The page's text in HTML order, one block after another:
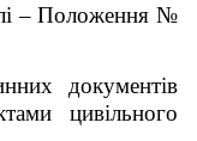
– Положення №
документів
цивільного